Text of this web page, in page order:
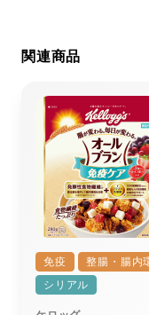
関連商品
免疫
整腸・腸内
シリアル